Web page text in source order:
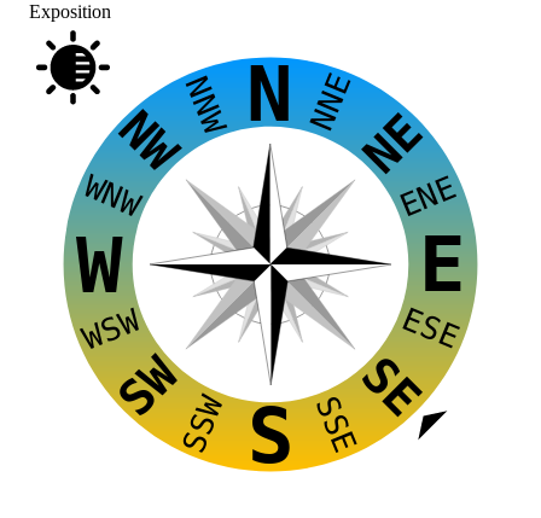
Exposition
E
W
S
N
NW NE
SE
SW
NNE
ENE
ESE
SSE
SSW
WSW
WNW
NNW